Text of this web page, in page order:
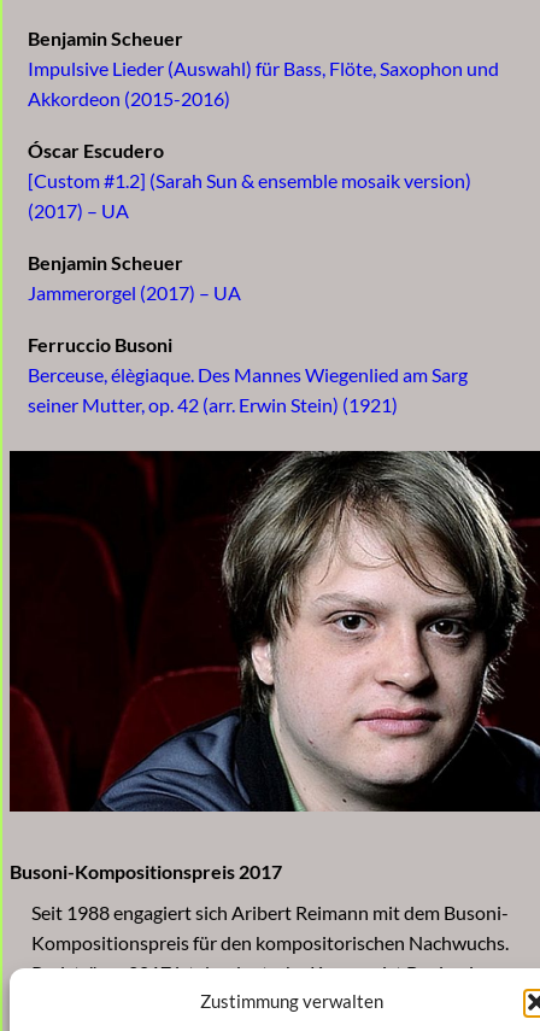
Zustimmung verwalten
Benjamin Scheuer
Impulsive Lieder (Auswahl) für Bass, Flöte, Saxophon und
Akkordeon (2015-2016)
Óscar Escudero
[Custom #1.2] (Sarah Sun & ensemble mosaik version)
(2017) – UA
Benjamin Scheuer
Jammerorgel (2017) – UA
Ferruccio Busoni
Berceuse, élègiaque. Des Mannes Wiegenlied am Sarg
seiner Mutter, op. 42 (arr. Erwin Stein) (1921)
Busoni-Kompositionspreis 2017
Seit 1988 engagiert sich Aribert Reimann mit dem Busoni-
Kompositionspreis für den kompositorischen Nachwuchs.
Preisträger 2017 ist der deutsche Komponist Benjamin
Scheuer (geb. 1987). Seine Musik, die oft Objekte und